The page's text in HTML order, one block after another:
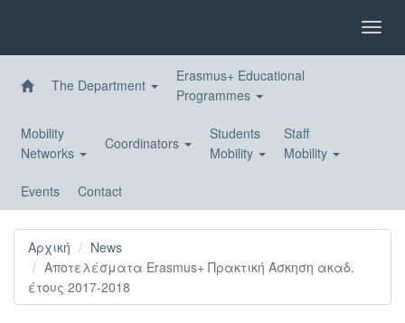
The Department
Erasmus+ Educational
Programmes
Mobility
Networks
Coordinators
Students
Mobility
Staff
Mobility
Events Contact
Αρχική
News
Αποτελέσματα Erasmus+ Πρακτική Άσκηση ακαδ.
έτους 2017-2018